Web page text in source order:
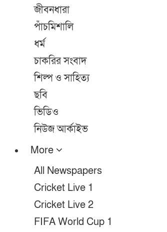
জীবনধারা
পাঁচমিশালি
ধর্ম
চাকরির সংবাদ
শিল্প ও সাহিত্য
ছবি
ভিডিও
নিউজ আর্কাইভ
More
All Newspapers
Cricket Live 1
Cricket Live 2
FIFA World Cup 1